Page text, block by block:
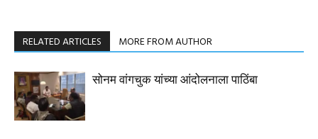
RELATED ARTICLES MORE FROM AUTHOR
सोनम वांगचुक यांच्या आंदोलनाला पाठिंबा